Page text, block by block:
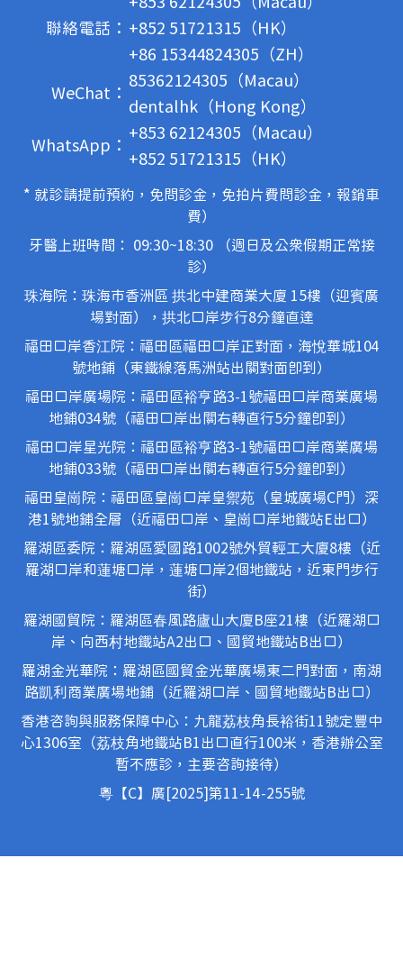
聯絡電話： +852 51721315（HK）
+86 15344824305（ZH）
WeChat：
85362124305（Macau）
dentalhk（Hong Kong）
WhatsApp：
+853 62124305（Macau）
+852 51721315（HK）
* 就診請提前預約，免問診金，免拍片費問診金，報銷車
費）
牙醫上班時間： 09:30~18:30 （週日及公眾假期正常接
診）
珠海院：珠海市香洲區 拱北中建商業大廈 15樓（迎賓廣
場對面），拱北口岸步行8分鐘直達
福田口岸香江院：福田區福田口岸正對面，海悅華城104
號地鋪（東鐵線落馬洲站出關對面即到）
福田口岸廣場院：福田區裕亨路3-1號福田口岸商業廣場
地鋪034號（福田口岸出關右轉直行5分鐘即到）
福田口岸星光院：福田區裕亨路3-1號福田口岸商業廣場
地鋪033號（福田口岸出關右轉直行5分鐘即到）
福田皇崗院：福田區皇崗口岸皇禦苑（皇城廣場C門）深
港1號地鋪全層（近福田口岸、皇崗口岸地鐵站E出口）
羅湖區委院：羅湖區愛國路1002號外貿輕工大廈8樓（近
羅湖口岸和蓮塘口岸，蓮塘口岸2個地鐵站，近東門步行
街）
羅湖國貿院：羅湖區春風路廬山大廈B座21樓（近羅湖口
岸、向西村地鐵站A2出口、國貿地鐵站B出口）
羅湖金光華院：羅湖區國貿金光華廣場東二門對面，南湖
路凱利商業廣場地鋪（近羅湖口岸、國貿地鐵站B出口）
香港咨詢與服務保障中心：九龍荔枝角長裕街11號定豐中
心1306室（荔枝角地鐵站B1出口直行100米，香港辦公室
暫不應診，主要咨詢接待）
粵【C】廣[2025]第11-14-255號